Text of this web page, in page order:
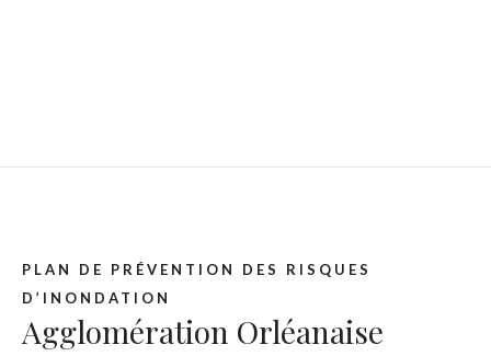
PLAN DE PRÉVENTION DES RISQUES
D’INONDATION
Agglomération Orléanaise